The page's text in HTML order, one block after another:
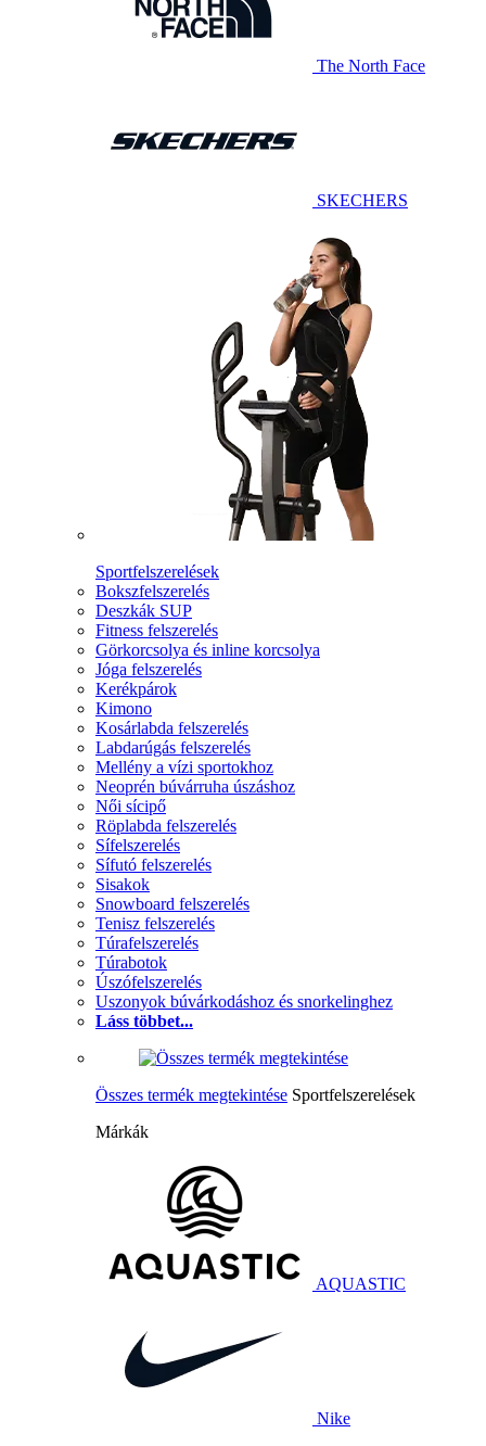
The North Face
SKECHERS
Sportfelszerelések
Bokszfelszerelés
Deszkák SUP
Fitness felszerelés
Görkorcsolya és inline korcsolya
Jóga felszerelés
Kerékpárok
Kimono
Kosárlabda felszerelés
Labdarúgás felszerelés
Mellény a vízi sportokhoz
Neoprén búvárruha úszáshoz
Női sícipő
Röplabda felszerelés
Sífelszerelés
Sífutó felszerelés
Sisakok
Snowboard felszerelés
Tenisz felszerelés
Túrafelszerelés
Túrabotok
Úszófelszerelés
Uszonyok búvárkodáshoz és snorkelinghez
Láss többet...
Összes termék megtekintése Sportfelszerelések
Márkák
AQUASTIC
Nike